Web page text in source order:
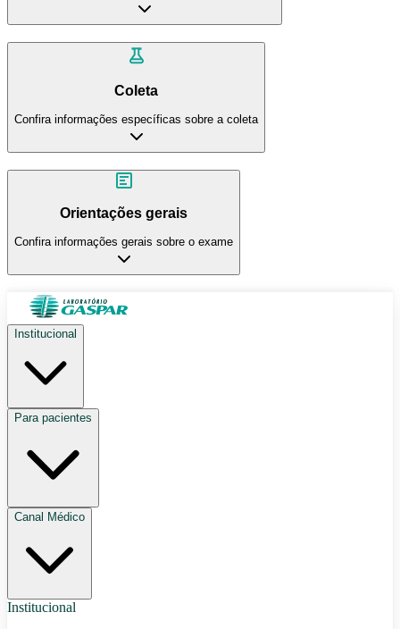
Coleta
Confira informações específicas sobre a coleta
Orientações gerais
Confira informações gerais sobre o exame
Institucional
Para pacientes
Canal Médico
Institucional